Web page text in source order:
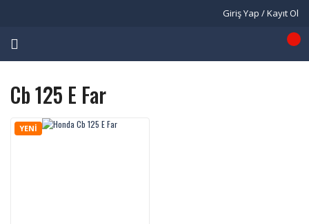
Giriş Yap / Kayıt Ol
Cb 125 E Far
YENİ